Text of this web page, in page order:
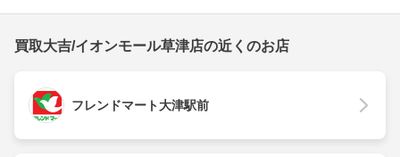
買取大吉/イオンモール草津店の近くのお店
フレンドマート大津駅前